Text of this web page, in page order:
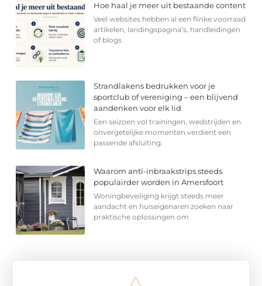
Hoe haal je meer uit bestaande content
Veel websites hebben al een flinke voorraad
artikelen, landingspagina’s, handleidingen
of blogs
Strandlakens bedrukken voor je
sportclub of vereniging – een blijvend
aandenken voor elk lid
Een seizoen vol trainingen, wedstrijden en
onvergetelijke momenten verdient een
passende afsluiting.
Waarom anti-inbraakstrips steeds
populairder worden in Amersfoort
Woningbeveiliging krijgt steeds meer
aandacht en huiseigenaren zoeken naar
praktische oplossingen om